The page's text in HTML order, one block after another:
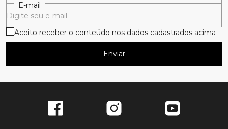
E-mail
Aceito receber o conteúdo nos dados cadastrados acima
Enviar